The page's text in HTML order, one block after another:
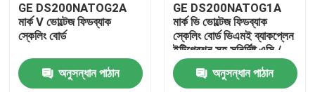
কারখানা ভ্রমণ
মান নিয়ন্ত্রণ
GE DS200NATOG2A
মার্ক V ভোল্টেজ ফিডব্যাক
স্কেলিং বোর্ড
অনুসন্ধান পাঠান
GE DS200NATOG1A
মার্ক ভি ভোল্টেজ ফিডব্যাক
স্কেলিং বোর্ড ভিএমই ব্যাকপ্লেন
ইন্টিগ্রেশন সহ সুনির্দিষ্ট এসি /
ডিসি ভোল্টেজ হ্রাসের জন্য
অনুসন্ধান পাঠান